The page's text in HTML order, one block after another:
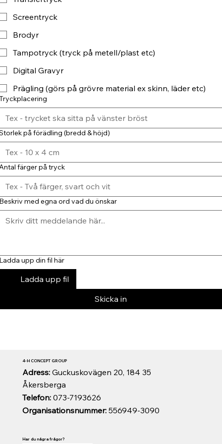
Screentryck
Brodyr
Tampotryck (tryck på metell/plast etc)
Digital Gravyr
Prägling (görs på grövre material ex skinn, läder etc)
på förädling (bredd & höjd)
färger på tryck
med egna ord vad du önskar
upp din fil här
Ladda upp fil
Skicka in
Organisationsnummer:556949-3090
Telefon:073-7193626
Adress: Guckuskovägen 20, 184 35
Åkersberga
4-H CONCEPT GROUP
Har du några frågor?